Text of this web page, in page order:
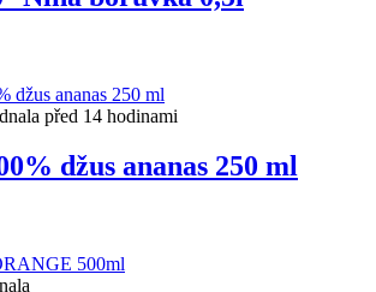
před 14 hodinami
džus ananas 250 ml